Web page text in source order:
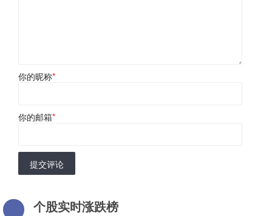
你的昵称*
你的邮箱*
提交评论
个股实时涨跌榜